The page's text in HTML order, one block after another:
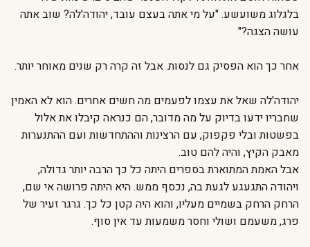
בלגלוג משועשע. "על מי אתה בעצם עובד, יהודה'לה? שוב אתה
עושה הצגה?"
אחר כך הוא הפסיק גם לנסות. אבל זה קרה רק שנים מאוחר יותר.
יהודה'לה שאל את עצמו לפעמים מה חשים אחרים. הוא לא האמין
שחבריו ידעו בדיוק על מה מדובר, הם כנראה קיבלו את אלול
בפשטות ובלי פקפוק, עם הרצינות וההתחדשות ועם ההתנערות
מאבק הקיץ, והיה להם טוב.
אבל האמת המתוארת בספרים היתה כל כך הרבה יותר גדולה,
ויהודה התגעגע לגעת בה, נכסף ממש. היא היתה פרושה אי שם,
הרחק הרחק בשמיים מעליו, והוא היה קטן כל כך. גרגר זעיר של
פרג, משעמם ושולי וחסר משמעות עד אין סוף.